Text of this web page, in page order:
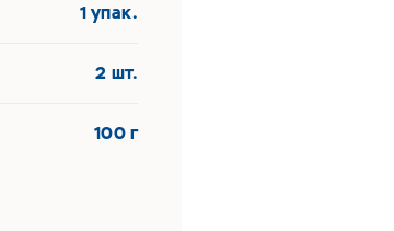
1 упак.
2 шт.
100 г